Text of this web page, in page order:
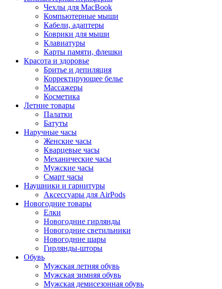
Чехлы для MacBook
Компьютерные мыши
Кабели, адаптеры
Коврики для мыши
Клавиатуры
Карты памяти, флешки
Красота и здоровье
Бритье и депиляция
Корректирующее белье
Массажеры
Косметика
Летние товары
Палатки
Батуты
Наручные часы
Женские часы
Кварцевые часы
Механические часы
Мужские часы
Смарт часы
Наушники и гарнитуры
Аксессуары для AirPods
Новогодние товары
Елки
Новогодние гирлянды
Новогодние светильники
Новогодние шары
Гирлянды-шторы
Обувь
Мужская летняя обувь
Мужская зимняя обувь
Мужская демисезонная обувь